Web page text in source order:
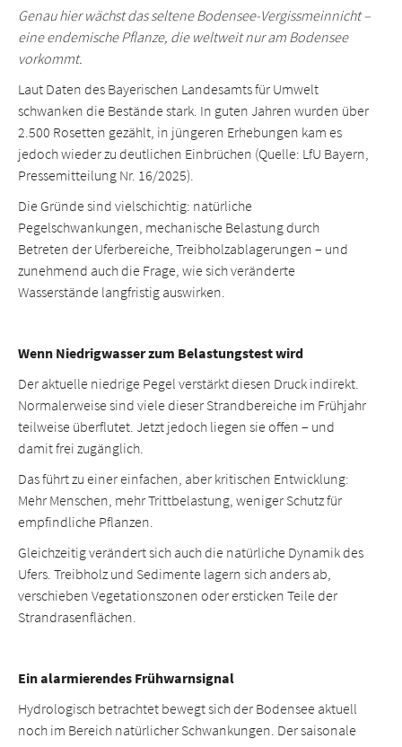
Genau hier wächst das seltene Bodensee-Vergissmeinnicht –
eine endemische Pflanze, die weltweit nur am Bodensee
vorkommt.
Laut Daten des Bayerischen Landesamts für Umwelt
schwanken die Bestände stark. In guten Jahren wurden über
2.500 Rosetten gezählt, in jüngeren Erhebungen kam es
jedoch wieder zu deutlichen Einbrüchen (Quelle: LfU Bayern,
Pressemitteilung Nr. 16/2025).
Die Gründe sind vielschichtig: natürliche
Pegelschwankungen, mechanische Belastung durch
Betreten der Uferbereiche, Treibholzablagerungen – und
zunehmend auch die Frage, wie sich veränderte
Wasserstände langfristig auswirken.
Wenn Niedrigwasser zum Belastungstest wird
Der aktuelle niedrige Pegel verstärkt diesen Druck indirekt.
Normalerweise sind viele dieser Strandbereiche im Frühjahr
teilweise überflutet. Jetzt jedoch liegen sie offen – und
damit frei zugänglich.
Das führt zu einer einfachen, aber kritischen Entwicklung:
Mehr Menschen, mehr Trittbelastung, weniger Schutz für
empfindliche Pflanzen.
Gleichzeitig verändert sich auch die natürliche Dynamik des
Ufers. Treibholz und Sedimente lagern sich anders ab,
verschieben Vegetationszonen oder ersticken Teile der
Strandrasenflächen.
Ein alarmierendes Frühwarnsignal
Hydrologisch betrachtet bewegt sich der Bodensee aktuell
noch im Bereich natürlicher Schwankungen. Der saisonale